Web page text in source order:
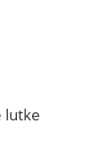
lutke